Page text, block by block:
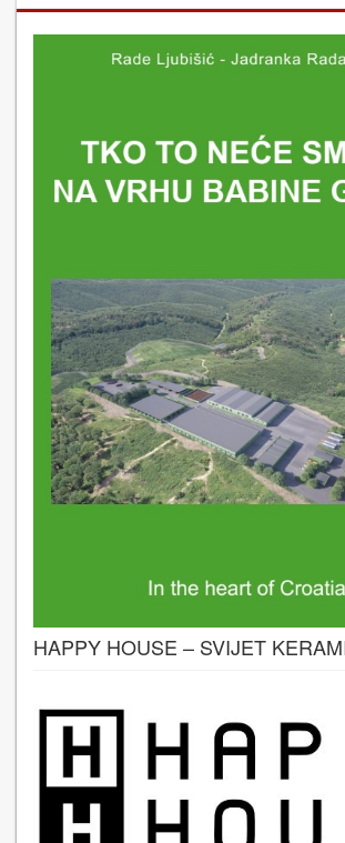
HAPPY HOUSE – SVIJET